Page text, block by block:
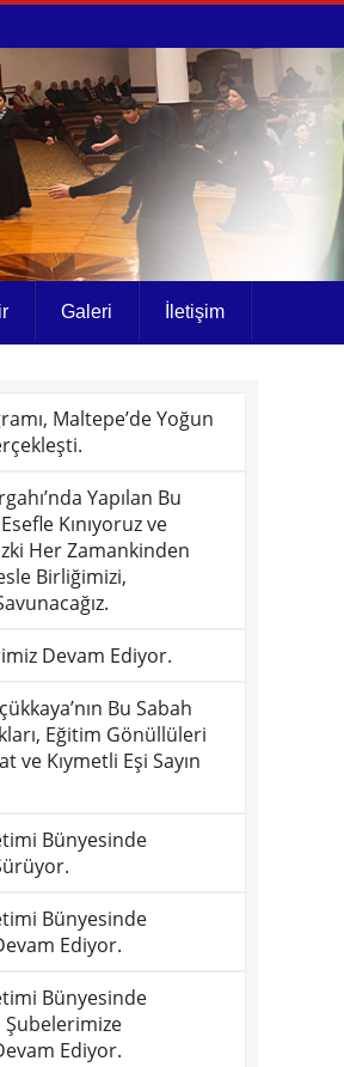
Galeri İletişim
Maltepe’de Yoğun
Yapılan Bu
Kınıyoruz ve
Her Zamankinden
Birliğimizi,
Devam Ediyor.
Bu Sabah
Eğitim Gönüllüleri
ve Kıymetli Eşi Sayın
Bünyesinde
Bünyesinde
Ediyor.
Bünyesinde
Şubelerimize
Ediyor.